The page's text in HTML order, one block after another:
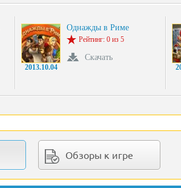
2013.10.04
Однажды в Риме
Рейтинг: 0 из 5
Скачать
Обзоры к игре